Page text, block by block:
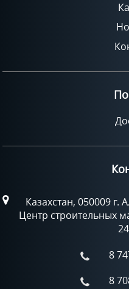
Казахстан, 050009 г.
Центр строительных
8
8